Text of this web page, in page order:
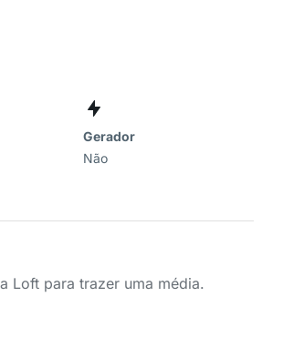
Gerador
Não
Loft para trazer uma média.